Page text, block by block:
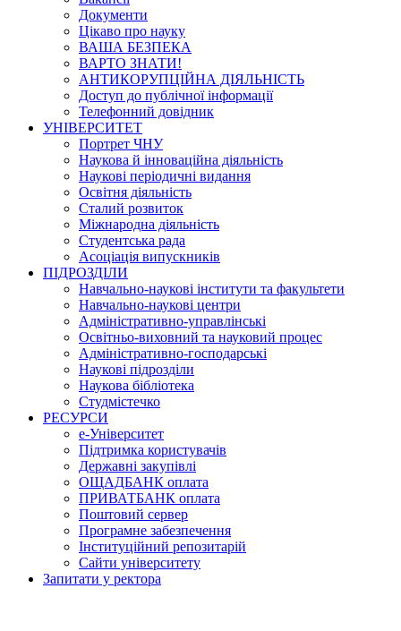
Документи
Цікаво про науку
ВАША БЕЗПЕКА
ВАРТО ЗНАТИ!
АНТИКОРУПЦІЙНА ДІЯЛЬНІСТЬ
Доступ до публічної інформації
Телефонний довідник
УНІВЕРСИТЕТ
Портрет ЧНУ
Наукова й інноваційна діяльність
Наукові періодичні видання
Освітня діяльність
Сталий розвиток
Міжнародна діяльність
Студентська рада
Асоціація випускників
ПІДРОЗДІЛИ
Навчально-наукові інститути та факультети
Навчально-наукові центри
Адміністративно-управлінські
Освітньо-виховний та науковий процес
Адміністративно-господарські
Наукові підрозділи
Наукова бібліотека
Студмістечко
РЕСУРСИ
е-Університет
Підтримка користувачів
Державні закупівлі
ОЩАДБАНК оплата
ПРИВАТБАНК оплата
Поштовий сервер
Програмне забезпечення
Інституційний репозитарій
Сайти університету
Запитати у ректора